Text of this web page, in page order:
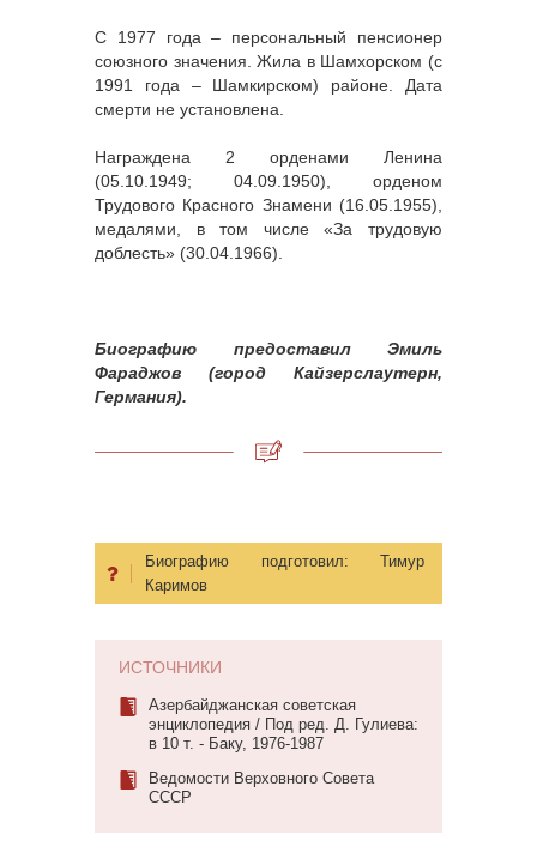
С 1977 года – персональный пенсионер
союзного значения. Жила в Шамхорском (с
1991 года – Шамкирском) районе. Дата
смерти не установлена.
Награждена 2 орденами Ленина
(05.10.1949; 04.09.1950), орденом
Трудового Красного Знамени (16.05.1955),
медалями, в том числе «За трудовую
доблесть» (30.04.1966).
Биографию предоставил Эмиль
Фараджов (город Кайзерслаутерн,
Германия).
Биографию подготовил: Тимур
Каримов
ИСТОЧНИКИ
Азербайджанская советская
энциклопедия / Под ред. Д. Гулиева:
в 10 т. - Баку, 1976-1987
Ведомости Верховного Совета
СССР